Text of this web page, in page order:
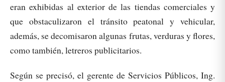
eran exhibidas al exterior de las tiendas comerciales y
que obstaculizaron el tránsito peatonal y vehicular,
además, se decomisaron algunas frutas, verduras y flores,
como también, letreros publicitarios.
Según se precisó, el gerente de Servicios Públicos, Ing.